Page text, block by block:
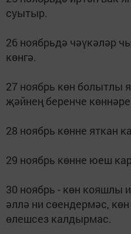
суытыр.
26 ноябрьдә чәүкәләр
көнгә.
27 ноябрь көн болытлы
җәйнең беренче
28 ноябрь көнне яткан
29 ноябрь көнне юеш
30 ноябрь - көн кояшлы
әллә ни сөендермәс,
өлешсез калдырмас.